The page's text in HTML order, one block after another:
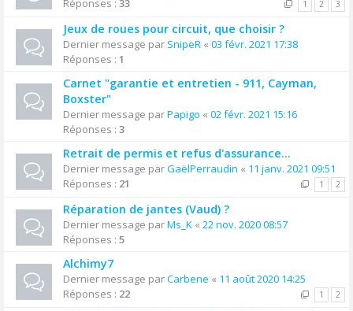
Réponses : 33 1 2 3
Jeux de roues pour circuit, que choisir ?
Dernier message par SnipeR « 03 févr. 2021 17:38
Réponses : 1
Carnet "garantie et entretien - 911, Cayman,
Boxster"
Dernier message parPapigo « 02 févr. 2021 15:16
Réponses : 3
Retrait de permis et refus d'assurance...
Dernier message parGaëlPerraudin « 11 janv. 2021 09:51
Réponses : 21 1 2
Réparation de jantes (Vaud) ?
Dernier message parMs_K « 22 nov. 2020 08:57
Réponses : 5
Alchimy7
Dernier message parCarbene « 11 août 2020 14:25
Réponses : 22 1 2